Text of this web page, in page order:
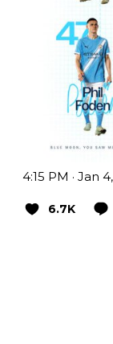
4:15 PM · Jan
6.7K